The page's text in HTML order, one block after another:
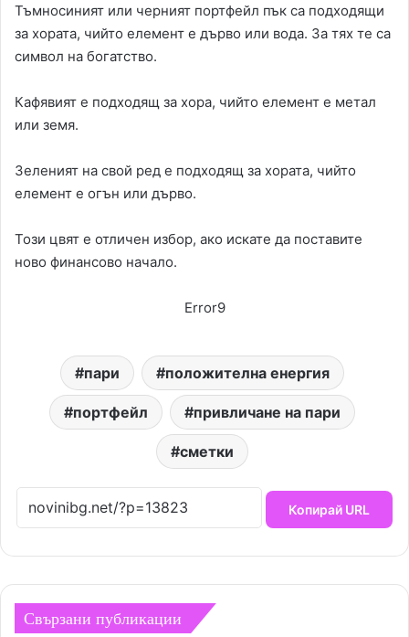
Тъмносиният или черният портфейл пък са подходящи
за хората, чийто елемент е дърво или вода. За тях те са
символ на богатство.
Кафявият е подходящ за хора, чийто елемент е метал
или земя.
Зеленият на свой ред е подходящ за хората, чийто
елемент е огън или дърво.
Този цвят е отличен избор, ако искате да поставите
ново финансово начало.
Error9
пари положителна енергия
портфейл привличане на пари
сметки
Копирай URL
Свързани публикации